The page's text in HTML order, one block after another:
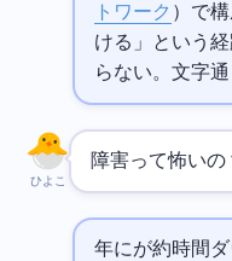
トワーク ）で構
ける」という経
らない。文字
ひよこ
BGP障害って怖いの
2021年にFacebook/